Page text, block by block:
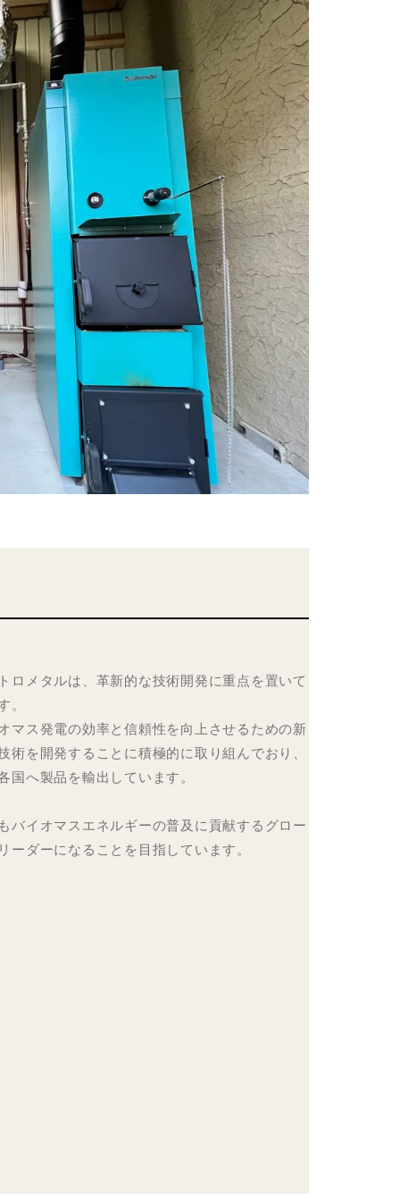
ロメタルは、革新的な技術開発に重点を置いて
。
マス発電の効率と信頼性を向上させるための新
術を開発することに積極的に取り組んでおり、
国へ製品を輸出しています。
バイオマスエネルギーの普及に貢献するグロー
ーダーになることを目指しています。